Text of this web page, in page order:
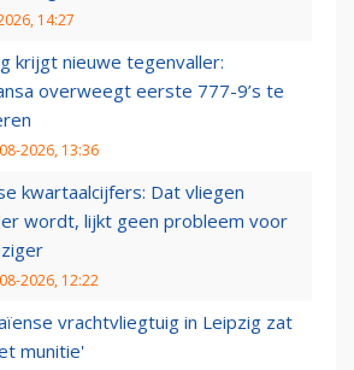
14:27
krijgt nieuwe tegenvaller:
overweegt eerste 777-9’s te
2026, 13:36
kwartaalcijfers: Dat vliegen
wordt, lijkt geen probleem voor
2026, 12:22
vrachtvliegtuig in Leipzig zat
munitie'